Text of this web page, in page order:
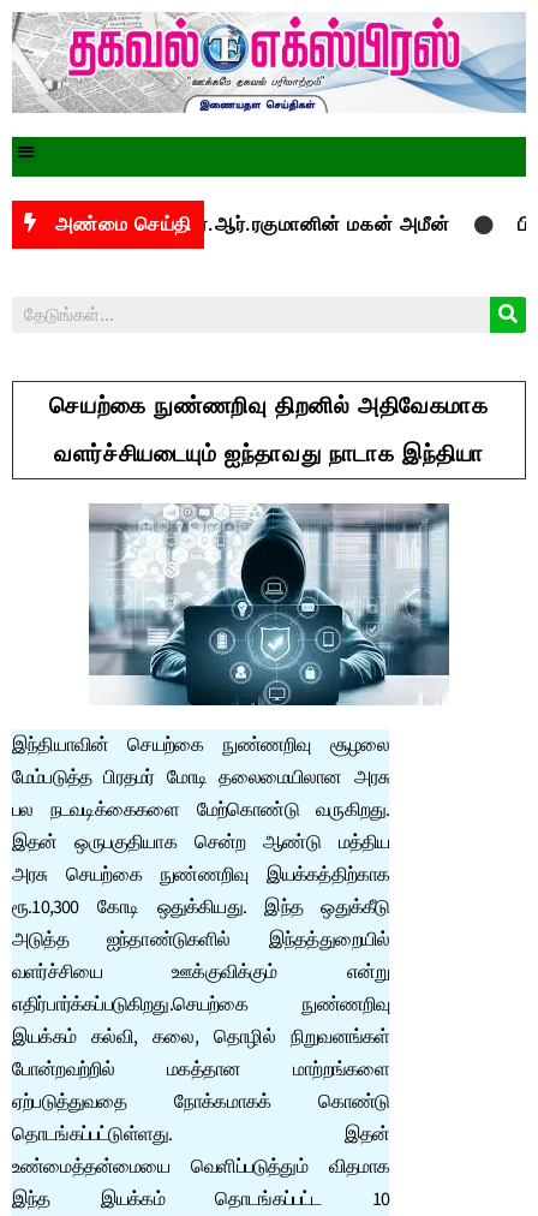
அண்மை செய்தி
ஏ.ஆர்.ரகுமானின் மகன் அமீன் பிஇ, பிடெக்
செயற்கை நுண்ணறிவு திறனில் அதிவேகமாக
வளர்ச்சியடையும் ஐந்தாவது நாடாக இந்தியா
இந்தியாவின் செயற்கை நுண்ணறிவு சூழலை
மேம்படுத்த பிரதமர் மோடி தலைமையிலான அரசு
பல நடவடிக்கைகளை மேற்கொண்டு வருகிறது.
இதன் ஒருபகுதியாக சென்ற ஆண்டு மத்திய
அரசு செயற்கை நுண்ணறிவு இயக்கத்திற்காக
ரூ.10,300 கோடி ஒதுக்கியது. இந்த ஒதுக்கீடு
அடுத்த ஐந்தாண்டுகளில் இந்தத்துறையில்
வளர்ச்சியை ஊக்குவிக்கும் என்று
எதிர்பார்க்கப்படுகிறது.செயற்கை நுண்ணறிவு
இயக்கம் கல்வி, கலை, தொழில் நிறுவனங்கள்
போன்றவற்றில் மகத்தான மாற்றங்களை
ஏற்படுத்துவதை நோக்கமாகக் கொண்டு
தொடங்கப்பட்டுள்ளது. இதன்
உண்மைத்தன்மையை வெளிப்படுத்தும் விதமாக
இந்த இயக்கம் தொடங்கப்பட்ட 10